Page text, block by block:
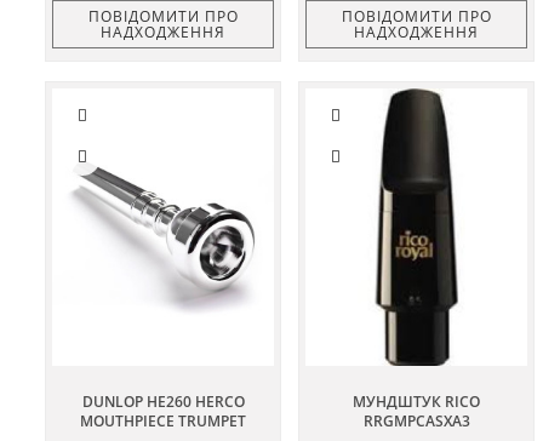
ПОВІДОМИТИ ПРО
НАДХОДЖЕННЯ
ПОВІДОМИТИ ПРО
НАДХОДЖЕННЯ
DUNLOP HE260 HERCO
MOUTHPIECE TRUMPET
МУНДШТУК RICO
RRGMPCASXA3